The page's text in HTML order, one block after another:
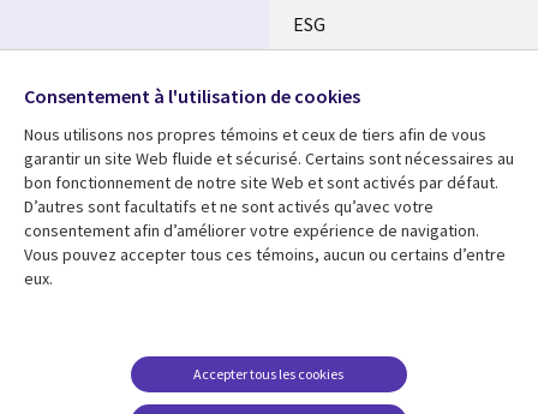
ESG
Fusions
Salle de presse
Ressources
Articles
Études de cas
Support
Restrictions et
conditions juridiques
Suivez-nous
Social
Media
Global
FR
Consentement à l'utilisation de cookies
Nous utilisons nos propres témoins et ceux de tiers afin de vous
garantir un site Web fluide et sécurisé. Certains sont nécessaires au
bon fonctionnement de notre site Web et sont activés par défaut.
D’autres sont facultatifs et ne sont activés qu’avec votre
consentement afin d’améliorer votre expérience de navigation.
Vous pouvez accepter tous ces témoins, aucun ou certains d’entre
eux.
Accepter tous les cookies